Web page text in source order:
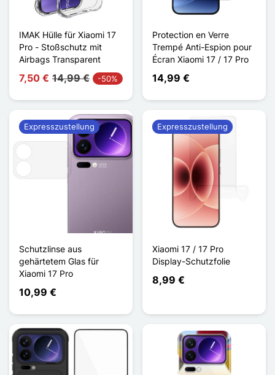
IMAK Hülle für Xiaomi 17
Pro - Stoßschutz mit
Airbags Transparent
7,50 € 14,99 € -50%
Protection en Verre
Trempé Anti-Espion pour
Écran Xiaomi 17 / 17 Pro
14,99 €
Schutzlinse aus
gehärtetem Glas für
Xiaomi 17 Pro
10,99 €
Expresszustellung
Xiaomi 17 / 17 Pro
Display-Schutzfolie
8,99 €
Expresszustellung